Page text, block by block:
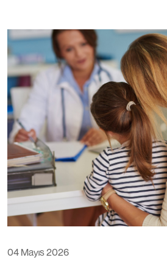
04 Mayıs 2026